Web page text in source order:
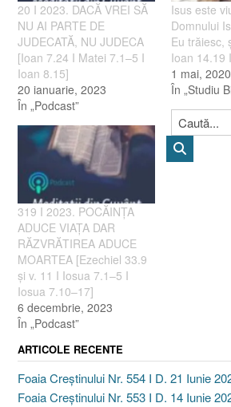
20 I 2023. DACĂ VREI SĂ
NU AI PARTE DE
JUDECATĂ, NU JUDECA
[Ioan 7.24 I Matei 7.1–5 I
Ioan 8.15]
20 ianuarie, 2023
În „Podcast”
Isus este
Domnului
Eu trăiesc,
Ioan 14.19
1 mai, 2020
În „Studiu
319 I 2023. POCĂINȚA
ADUCE VIAȚA DAR
RĂZVRĂTIREA ADUCE
MOARTEA [Ezechiel 33.9
și v. 11 I Iosua 7.1–5 I
Iosua 7.10–17]
6 decembrie, 2023
În „Podcast”
ARTICOLE RECENTE
Foaia Creștinului Nr. 554 I D. 21 Iunie
Foaia Creștinului Nr. 553 I D. 14 Iunie